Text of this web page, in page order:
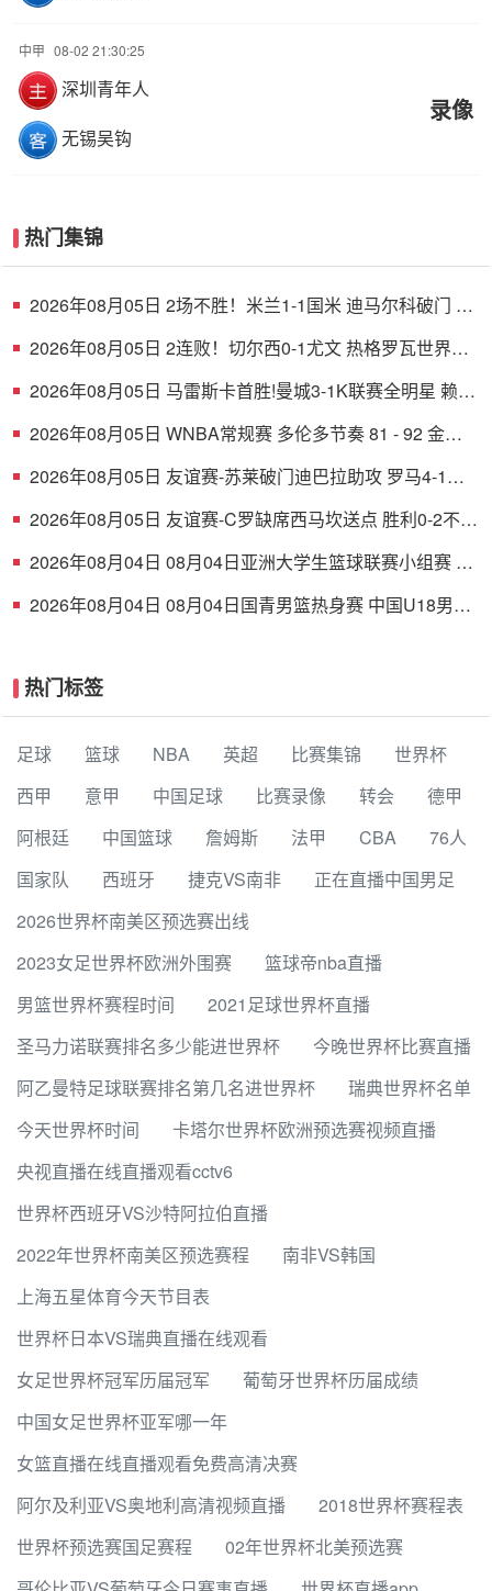
中甲 08-02 21:30:25
深圳青年人
无锡吴钩
录像
热门集锦
2026年08月05日 2场不胜！米兰1-1国米 迪马尔科破门 恩
2026年08月05日 2连败！切尔西0-1尤文 热格罗瓦世界波
2026年08月05日 马雷斯卡首胜!曼城3-1K联赛全明星 赖因
2026年08月05日 WNBA常规赛 多伦多节奏 81 - 92 金州
2026年08月05日 友谊赛-苏莱破门迪巴拉助攻 罗马4-1纽
2026年08月05日 友谊赛-C罗缺席西马坎送点 胜利0-2不敌
2026年08月04日 08月04日亚洲大学生篮球联赛小组赛 延
2026年08月04日 08月04日国青男篮热身赛 中国U18男篮
热门标签
足球 篮球 NBA 英超 比赛集锦
世界杯
西甲
意甲 中国足球 比赛录像 转会
德甲
阿根廷
中国篮球 詹姆斯 法甲 CBA
76人
国家队
西班牙 捷克VS南非
正在直播中国男足
2026世界杯南美区预选赛出线
2023女足世界杯欧洲外围赛
篮球帝nba直播
男篮世界杯赛程时间
2021足球世界杯直播
圣马力诺联赛排名多少能进世界杯
今晚世界杯比赛直播
阿乙曼特足球联赛排名第几名进世界杯
瑞典世界杯名单
今天世界杯时间
卡塔尔世界杯欧洲预选赛视频直播
央视直播在线直播观看cctv6
世界杯西班牙VS沙特阿拉伯直播
2022年世界杯南美区预选赛程
南非VS韩国
上海五星体育今天节目表
世界杯日本VS瑞典直播在线观看
女足世界杯冠军历届冠军
葡萄牙世界杯历届成绩
中国女足世界杯亚军哪一年
女篮直播在线直播观看免费高清决赛
阿尔及利亚VS奥地利高清视频直播
2018世界杯赛程表
世界杯预选赛国足赛程
02年世界杯北美预选赛